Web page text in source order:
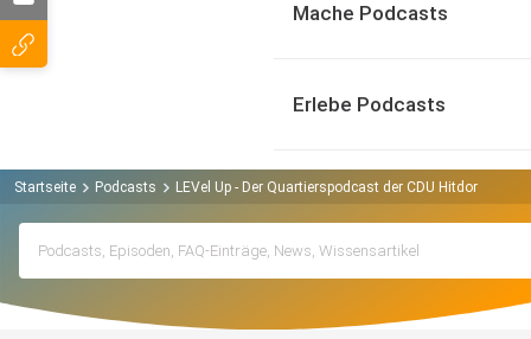
Mache Podcasts
Erlebe Podcasts
Startseite Podcasts LEVel Up - Der Quartierspodcast der CDU Hitdorf